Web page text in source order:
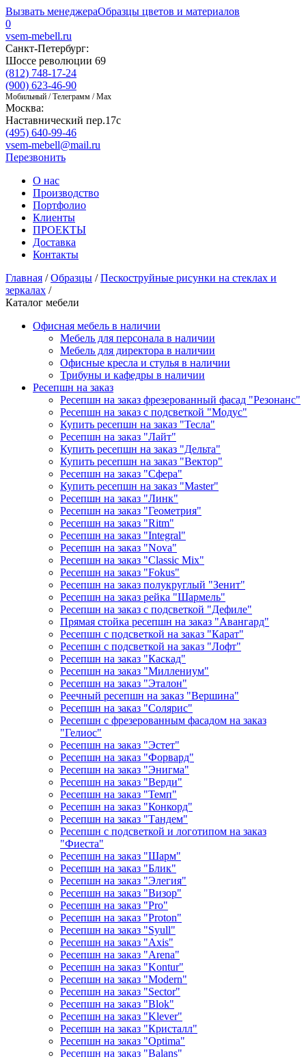
Вызвать менеджераОбразцы цветов и материалов
0
vsem-mebell.ru
Санкт-Петербург:
Шоссе революции 69
(812) 748-17-24
(900) 623-46-90
Мобильный / Телеграмм / Max
Москва:
Наставнический пер.17с
(495) 640-99-46
vsem-mebell@mail.ru
Перезвонить
О нас
Производство
Портфолио
Клиенты
ПРОЕКТЫ
Доставка
Контакты
Главная /Образцы /Пескоструйные рисунки на стеклах и
зеркалах /
Каталог мебели
Офисная мебель в наличии
Мебель для персонала в наличии
Мебель для директора в наличии
Офисные кресла и стулья в наличии
Трибуны и кафедры в наличии
Ресепшн на заказ
Ресепшн на заказ фрезерованный фасад "Резонанс"
Ресепшн на заказ с подсветкой "Модус"
Купить ресепшн на заказ "Тесла"
Ресепшн на заказ "Лайт"
Купить ресепшн на заказ "Дельта"
Купить ресепшн на заказ "Вектор"
Ресепшн на заказ "Сфера"
Купить ресепшн на заказ "Master"
Ресепшн на заказ "Линк"
Ресепшн на заказ "Геометрия"
Ресепшн на заказ "Ritm"
Ресепшн на заказ "Integral"
Ресепшн на заказ "Nova"
Ресепшн на заказ "Classic Mix"
Ресепшн на заказ "Fokus"
Ресепшн на заказ полукруглый "Зенит"
Ресепшн на заказ рейка "Шармель"
Ресепшн на заказ с подсветкой "Дефиле"
Прямая стойка ресепшн на заказ "Авангард"
Ресепшн с подсветкой на заказ "Карат"
Ресепшн с подсветкой на заказ "Лофт"
Ресепшн на заказ "Каскад"
Ресепшн на заказ "Миллениум"
Ресепшн на заказ "Эталон"
Реечный ресепшн на заказ "Вершина"
Ресепшн на заказ "Солярис"
Ресепшн с фрезерованным фасадом на заказ
"Гелиос"
Ресепшн на заказ "Эстет"
Ресепшн на заказ "Форвард"
Ресепшн на заказ "Энигма"
Ресепшн на заказ "Верди"
Ресепшн на заказ "Темп"
Ресепшн на заказ "Конкорд"
Ресепшн на заказ "Тандем"
Ресепшн с подсветкой и логотипом на заказ
"Фиеста"
Ресепшн на заказ "Шарм"
Ресепшн на заказ "Блик"
Ресепшн на заказ "Элегия"
Ресепшн на заказ "Визор"
Ресепшн на заказ "Pro"
Ресепшн на заказ "Proton"
Ресепшн на заказ "Syull"
Ресепшн на заказ "Axis"
Ресепшн на заказ "Arena"
Ресепшн на заказ "Kontur"
Ресепшн на заказ "Modern"
Ресепшн на заказ "Sector"
Ресепшн на заказ "Blok"
Ресепшн на заказ "Klever"
Ресепшн на заказ "Кристалл"
Ресепшн на заказ "Optima"
Ресепшн на заказ "Balans"